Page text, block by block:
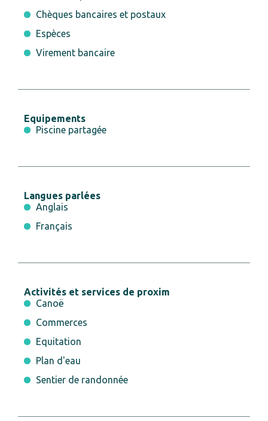
Chèques bancaires et postaux
Espèces
Virement bancaire
Equipements
Piscine partagée
Langues parlées
Anglais
Français
Activités et services de proxim
Canoë
Commerces
Equitation
Plan d'eau
Sentier de randonnée